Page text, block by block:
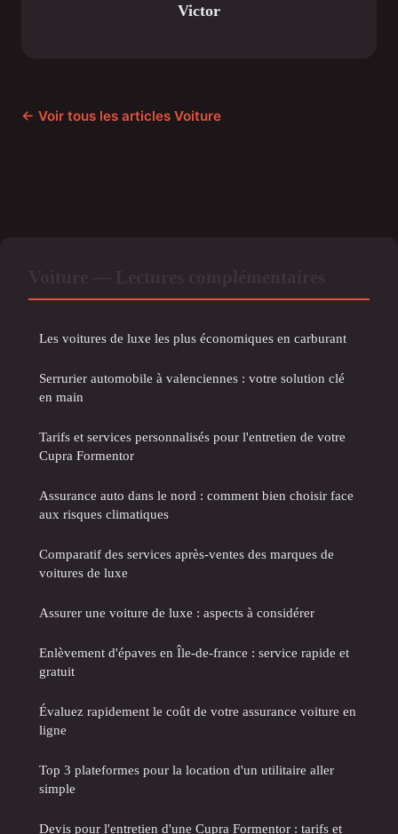
Victor
← Voir tous les articles Voiture
Les voitures de luxe les plus économiques en carburant
Serrurier automobile à valenciennes : votre solution clé
en main
Tarifs et services personnalisés pour l'entretien de votre
Cupra Formentor
Assurance auto dans le nord : comment bien choisir face
aux risques climatiques
Comparatif des services après-ventes des marques de
voitures de luxe
Assurer une voiture de luxe : aspects à considérer
Enlèvement d'épaves en Île-de-france : service rapide et
gratuit
Évaluez rapidement le coût de votre assurance voiture en
ligne
Top 3 plateformes pour la location d'un utilitaire aller
simple
Devis pour l'entretien d'une Cupra Formentor : tarifs et